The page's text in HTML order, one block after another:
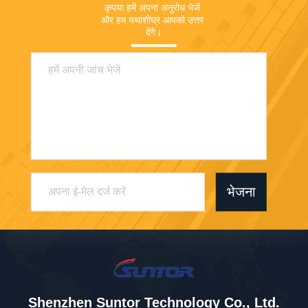
कृपया हमें अपना अनुरोध भेजें
और हम यथाशीघ्र आपको उत्तर
देंगे।
भेजना
Shenzhen Suntor Technology Co., Ltd.